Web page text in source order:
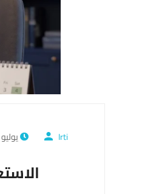
Irti يوليو 18, 2026